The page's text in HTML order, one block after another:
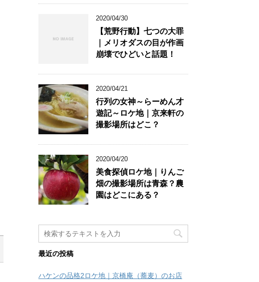
2020/04/30
【荒野行動】七つの大罪
｜メリオダスの目が作画
崩壊でひどいと話題！
2020/04/21
行列の女神～らーめん才
遊記～ロケ地｜京来軒の
撮影場所はどこ？
2020/04/20
美食探偵ロケ地｜りんご
畑の撮影場所は青森？農
園はどこにある？
最近の投稿
ハケンの品格2ロケ地｜京橋庵（蕎麦）のお店